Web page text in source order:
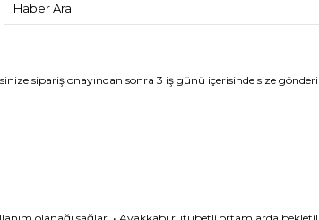
sipariş onayından sonra 3 iş günü içerisinde size